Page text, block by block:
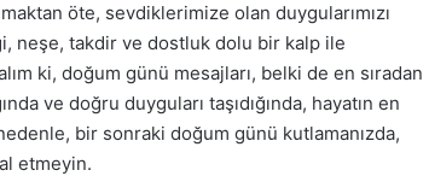
öte, sevdiklerimize olan duygularımızı
neşe, takdir ve dostluk dolu bir kalp ile
ki, doğum günü mesajları, belki de en sıradan
ve doğru duyguları taşıdığında, hayatın en
bir sonraki doğum günü kutlamanızda,
etmeyin.